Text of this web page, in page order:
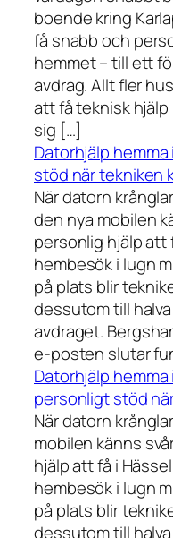
boende kring
få snabb och
hemmet – till ett
avdrag. Allt fler
att få teknisk
sig […]
Datorhjälp
stöd när tekniken
När datorn
den nya mobilen
personlig hjälp att
hembesök i lugn
på plats blir
dessutom till
avdraget.
e-posten slutar
Datorhjälp
personligt stöd
När datorn
mobilen känns
hjälp att få i
hembesök i lugn
på plats blir
dessutom till